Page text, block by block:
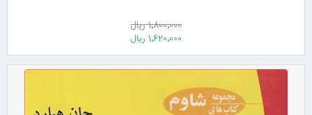
1٬800٬000 ریال
1٬620٬000 ریال